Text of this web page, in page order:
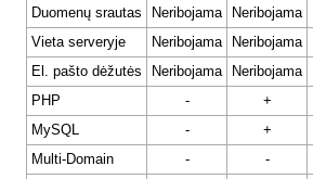
Duomenų srautas
Neribojama Neribojama
Vieta serveryje
Neribojama Neribojama
El. pašto dėžutės
Neribojama Neribojama
PHP
- +
MySQL
- +
Multi-Domain
- -